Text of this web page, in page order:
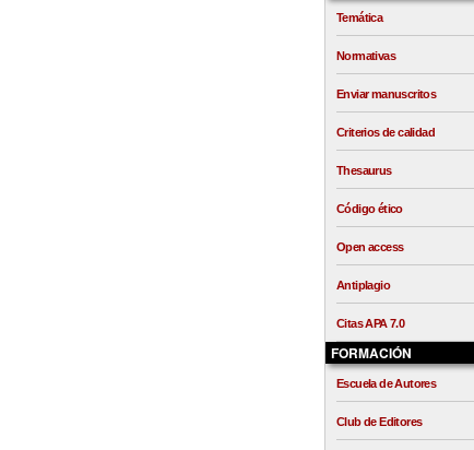
Temática
Normativas
Enviar manuscritos
Criterios de calidad
Thesaurus
Código ético
Open access
Antiplagio
Citas APA 7.0
FORMACIÓN
Escuela de Autores
Club de Editores